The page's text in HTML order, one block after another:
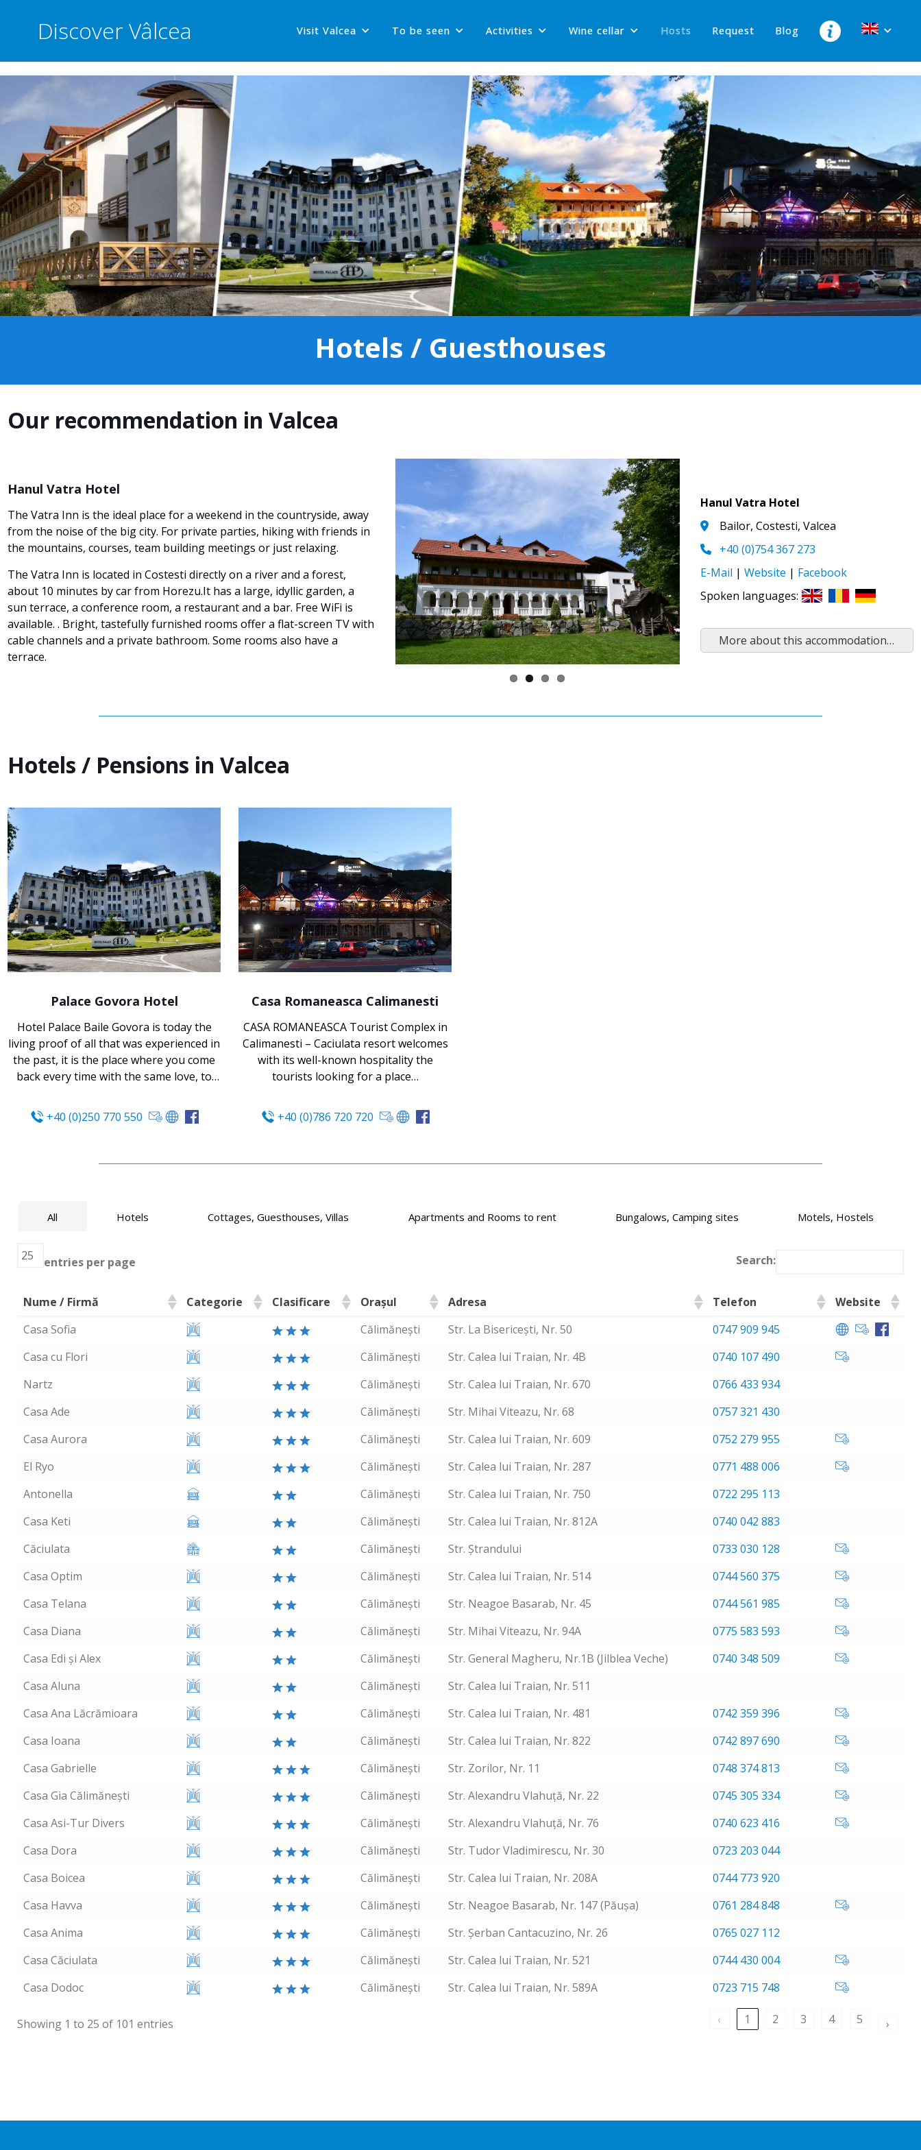
Discover Vâlcea Visit Valcea To be seen Activities Wine cellar Hosts Request Blog
Hotels / Guesthouses
Our recommendation in Valcea
Hanul Vatra Hotel
The Vatra Inn is the ideal place for a weekend in the countryside, away
from the noise of the big city. For private parties, hiking with friends in
the mountains, courses, team building meetings or just relaxing.
The Vatra Inn is located in Costesti directly on a river and a forest,
about 10 minutes by car from Horezu.It has a large, idyllic garden, a
sun terrace, a conference room, a restaurant and a bar. Free WiFi is
available. . Bright, tastefully furnished rooms offer a flat-screen TV with
cable channels and a private bathroom. Some rooms also have a
terrace.
Hanul Vatra Hotel
Bailor, Costesti, Valcea
+40 (0)754 367 273
E-Mail | Website | Facebook
Spoken languages:
More about this accommodation…
Hotels / Pensions in Valcea
Palace Govora Hotel
Hotel Palace Baile Govora is today the
living proof of all that was experienced in
the past, it is the place where you come
back every time with the same love, to
+40 (0)250 770 550
Casa Romaneasca Calimanesti
CASA ROMANEASCA Tourist Complex in
Calimanesti – Caciulata resort welcomes
with its well-known hospitality the
tourists looking for a place…
+40 (0)786 720 720
All Hotels Cottages, Guesthouses, Villas Apartments and Rooms to rent Bungalows, Camping sites Motels, Hostels
entries per page Search:
Nume / Firmă Categorie Clasificare Orașul Adresa Telefon
Website
Casa Sofia
Călimănești Str. La Bisericești, Nr. 50
0747 909 945
Casa cu Flori
Călimănești Str. Calea lui Traian, Nr. 4B
0740 107 490
Nartz
Călimănești Str. Calea lui Traian, Nr. 670
0766 433 934
Casa Ade
Călimănești Str. Mihai Viteazu, Nr. 68
0757 321 430
Casa Aurora
Călimănești Str. Calea lui Traian, Nr. 609
0752 279 955
El Ryo
Călimănești Str. Calea lui Traian, Nr. 287
0771 488 006
Antonella
Călimănești Str. Calea lui Traian, Nr. 750
0722 295 113
Casa Keti
Călimănești Str. Calea lui Traian, Nr. 812A
0740 042 883
Căciulata
Călimănești Str. Ștrandului
0733 030 128
Casa Optim
Călimănești Str. Calea lui Traian, Nr. 514
0744 560 375
Casa Telana
Călimănești Str. Neagoe Basarab, Nr. 45
0744 561 985
Casa Diana
Călimănești Str. Mihai Viteazu, Nr. 94A
0775 583 593
Casa Edi și Alex
Călimănești Str. General Magheru, Nr.1B (Jilblea Veche)
0740 348 509
Casa Aluna
Călimănești
Str. Calea lui Traian, Nr. 511
Casa Ana Lăcrămioara
Călimănești Str. Calea lui Traian, Nr. 481
0742 359 396
Casa Ioana
Călimănești Str. Calea lui Traian, Nr. 822
0742 897 690
Casa Gabrielle
Călimănești Str. Zorilor, Nr. 11
0748 374 813
Casa Gia Călimănești
Călimănești Str. Alexandru Vlahuță, Nr. 22
0745 305 334
Casa Asi-Tur Divers
Călimănești Str. Alexandru Vlahuță, Nr. 76
0740 623 416
Casa Dora
Călimănești Str. Tudor Vladimirescu, Nr. 30
0723 203 044
Casa Boicea
Călimănești Str. Calea lui Traian, Nr. 208A
0744 773 920
Casa Havva
Călimănești Str. Neagoe Basarab, Nr. 147 (Păușa)
0761 284 848
Casa Anima
Călimănești Str. Șerban Cantacuzino, Nr. 26
0765 027 112
Casa Căciulata
Călimănești Str. Calea lui Traian, Nr. 521
0744 430 004
Casa Dodoc
Călimănești Str. Calea lui Traian, Nr. 589A 0723 715 748
Showing 1 to 25 of 101 entries ‹ 1 2 3 4 5 ›